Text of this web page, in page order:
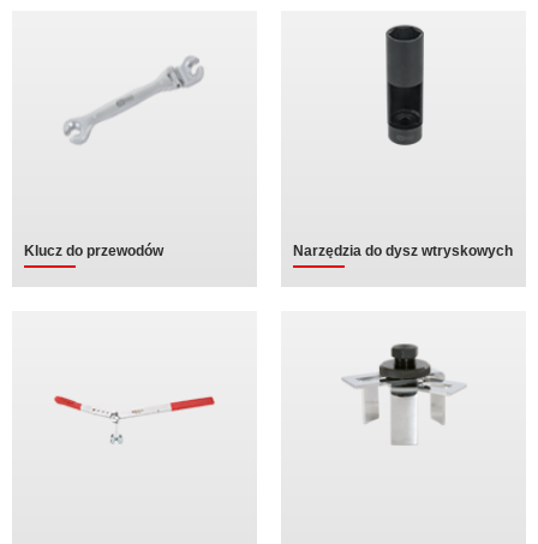
Klucz do przewodów Narzędzia do dysz wtryskowych